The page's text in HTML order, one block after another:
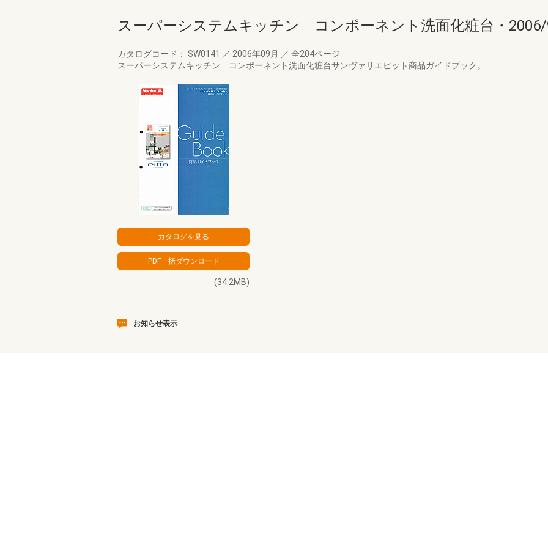
スーパーシステムキッチン コンポーネント洗面化粧台・
カタログコード： SW0141 ／ 2006年09月 ／ 全204ページ
スーパーシステムキッチン コンポーネント洗面化粧台サンヴァリエピット商品ガイドブック。
(34.2MB)
お知らせ表示